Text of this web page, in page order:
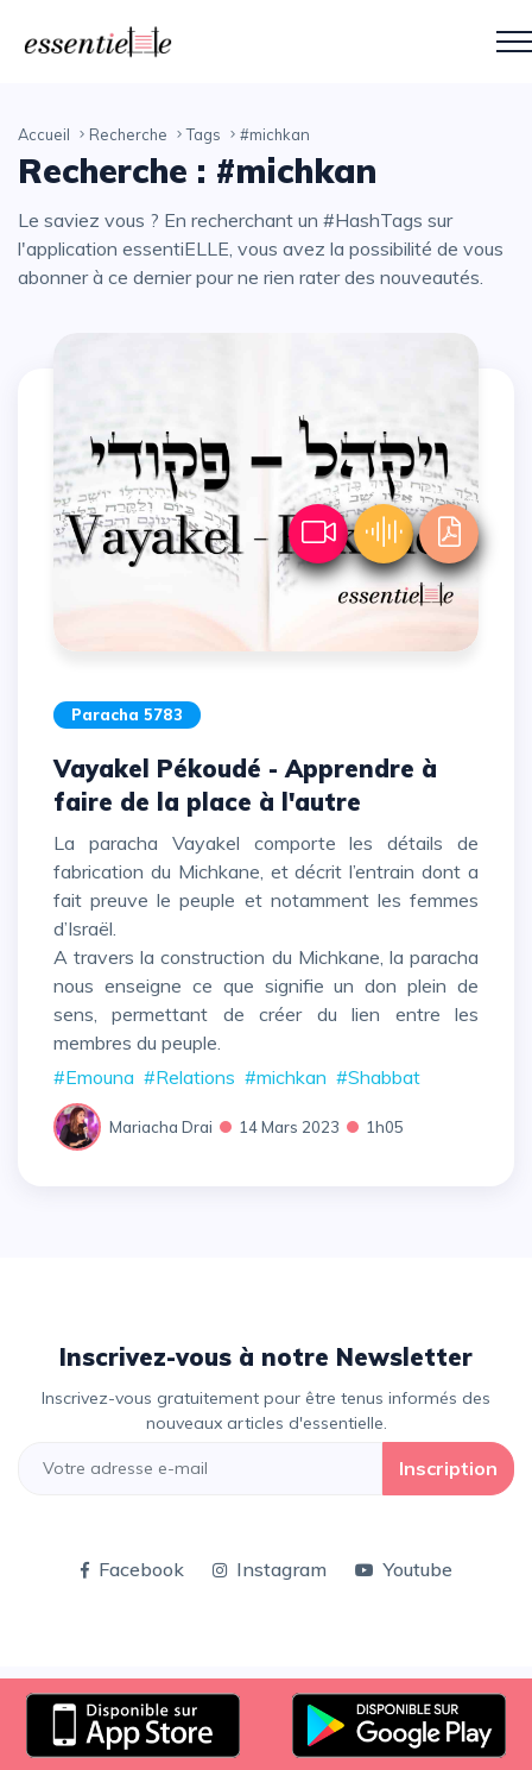
Accueil Recherche Tags #michkan
Recherche : #michkan
Le saviez vous ? En recherchant un #HashTags sur
l'application essentiELLE, vous avez la possibilité de vous
abonner à ce dernier pour ne rien rater des nouveautés.
Paracha 5783
Vayakel Pékoudé - Apprendre à
faire de la place à l'autre
La paracha Vayakel comporte les détails de
fabrication du Michkane, et décrit l’entrain dont a
fait preuve le peuple et notamment les femmes
d’Israël.
A travers la construction du Michkane, la paracha
nous enseigne ce que signifie un don plein de
sens, permettant de créer du lien entre les
membres du peuple.
#Emouna #Relations #michkan #Shabbat
Mariacha Drai 14 Mars 2023 1h05
Inscrivez-vous à notre Newsletter
Inscrivez-vous gratuitement pour être tenus informés des
nouveaux articles d'essentielle.
Inscription
Facebook Instagram Youtube